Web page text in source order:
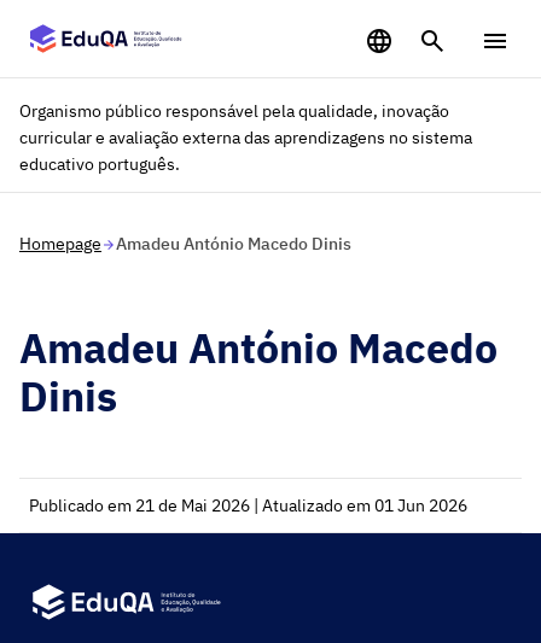
Organismo público responsável pela qualidade, inovação
curricular e avaliação externa das aprendizagens no sistema
educativo português.
Homepage Amadeu António Macedo Dinis
Amadeu António Macedo
Dinis
Publicado em 21 de Mai 2026 | Atualizado em 01 Jun 2026